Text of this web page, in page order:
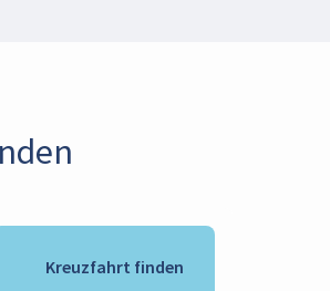
Kreuzfahrt finden